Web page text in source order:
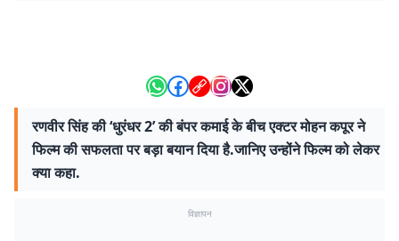
रणवीर सिंह की ‘धुरंधर 2’ की बंपर कमाई के बीच एक्टर मोहन कपूर ने
फिल्म की सफलता पर बड़ा बयान दिया है.जानिए उन्होंने फिल्म को लेकर
क्या कहा.
विज्ञापन